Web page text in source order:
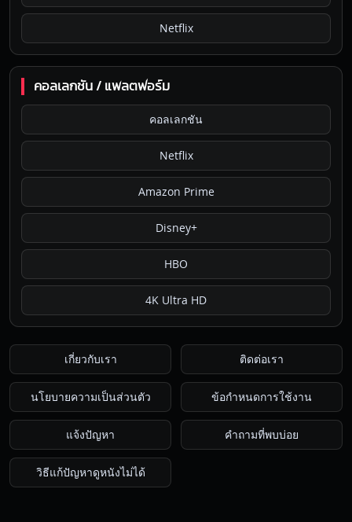
Netflix
คอลเลกชัน / แพลตฟอร์ม
คอลเลกชัน
Netflix
Amazon Prime
Disney+
HBO
4K Ultra HD
เกี่ยวกับเรา ติดต่อเรา
นโยบายความเป็นส่วนตัว ข้อกำหนดการใช้งาน
แจ้งปัญหา คำถามที่พบบ่อย
วิธีแก้ปัญหาดูหนังไม่ได้